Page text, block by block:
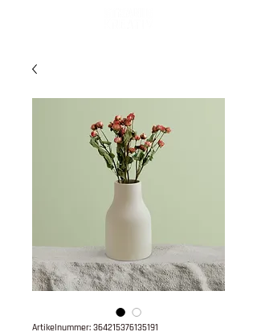
Artikelnummer: 364215376135191